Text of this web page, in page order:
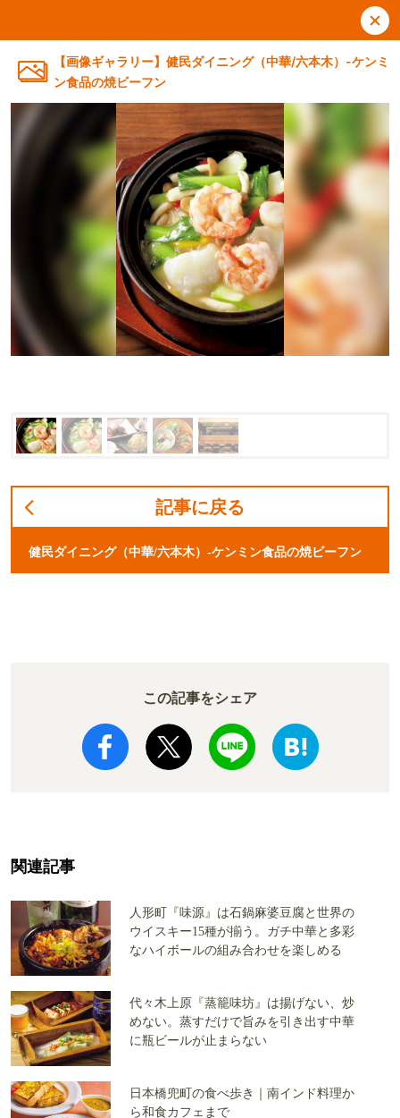
【画像ギャラリー】健民ダイニング（中華/六本木）-ケンミ
ン食品の焼ビーフン
記事に戻る
健民ダイニング（中華/六本木）-ケンミン食品の焼ビーフン
この記事をシェア
関連記事
人形町『味源』は石鍋麻婆豆腐と世界の
ウイスキー15種が揃う。ガチ中華と多彩
なハイボールの組み合わせを楽しめる
代々木上原『蒸籠味坊』は揚げない、炒
めない。蒸すだけで旨みを引き出す中華
に瓶ビールが止まらない
日本橋兜町の食べ歩き｜南インド料理か
ら和食カフェまで